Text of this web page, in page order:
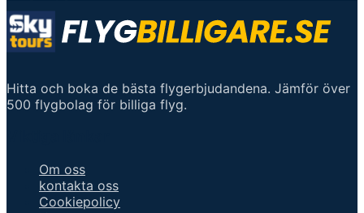
Hitta och boka de bästa flygerbjudandena. Jämför över
500 flygbolag för billiga flyg.
Om oss
kontakta oss
Cookiepolicy